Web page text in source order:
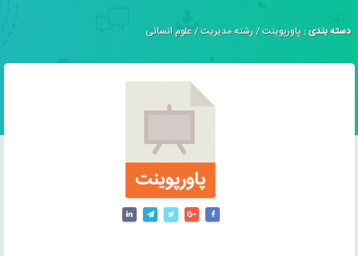
دسته بندی : پاورپوینت/رشته مدیریت/علوم انسانی